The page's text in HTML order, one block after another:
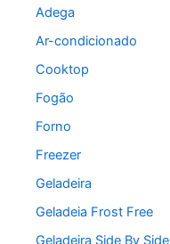
Adega
Ar-condicionado
Cooktop
Fogão
Forno
Freezer
Geladeira
Geladeia Frost Free
Geladeira Side By Side